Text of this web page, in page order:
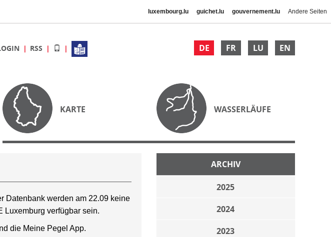
luxembourg.lu guichet.lu gouvernement.lu Andere Seiten
DE FR LU EN
RSS
KARTE WASSERLÄUFE
ARCHIV
2025
2024
2023
Datenbank werden am 22.09 keine
Luxemburg verfügbar sein.
die Meine Pegel App.